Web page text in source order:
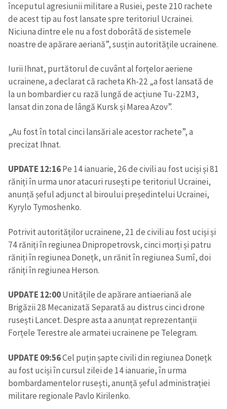
începutul agresiunii militare a Rusiei, peste 210 rachete
de acest tip au fost lansate spre teritoriul Ucrainei.
Niciuna dintre ele nu a fost doborâtă de sistemele
noastre de apărare aeriană”, susțin autoritățile ucrainene.
Iurii Ihnat, purtătorul de cuvânt al forțelor aeriene
ucrainene, a declarat că racheta Kh-22 „a fost lansată de
la un bombardier cu rază lungă de acțiune Tu-22M3,
lansat din zona de lângă Kursk și Marea Azov”.
„Au fost în total cinci lansări ale acestor rachete”, a
precizat Ihnat.
UPDATE 12:16Pe 14 ianuarie, 26 de civili au fost uciși și 81
răniți în urma unor atacuri rusești pe teritoriul Ucrainei,
anunță șeful adjunct al biroului președintelui Ucrainei,
Kyrylo Tymoshenko.
Potrivit autorităților ucrainene, 21 de civili au fost uciși și
74 răniți în regiunea Dnipropetrovsk, cinci morți și patru
răniți în regiunea Donețk, un rănit în regiunea Sumî, doi
răniți în regiunea Herson.
UPDATE 12:00Unitățile de apărare antiaeriană ale
Brigăzii 28 Mecanizată Separată au distrus cinci drone
rusești Lancet. Despre asta a anunțat reprezentanții
Forțele Terestre ale armatei ucrainene pe Telegram.
UPDATE 09:56Cel puțin șapte civili din regiunea Donețk
au fost uciși în cursul zilei de 14 ianuarie, în urma
bombardamentelor rusești, anunță șeful administrației
militare regionale Pavlo Kirilenko.